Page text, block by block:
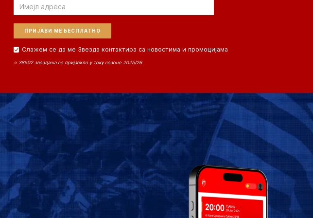
Email
Слажем се да ме Звезда контактира са новостима и промоцијама
⭐ 38502 звездаша се пријавило у току сезоне 2025/26